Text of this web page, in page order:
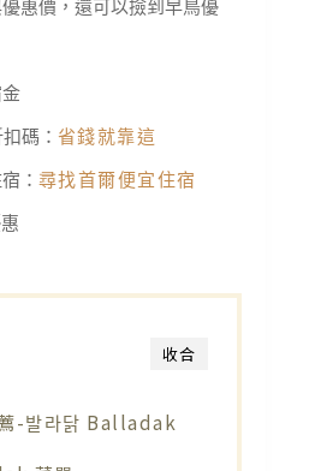
惠價，還可以撿到早鳥優
碼： 省錢就靠這
： 尋找首爾便宜住宿
收合
Balladak